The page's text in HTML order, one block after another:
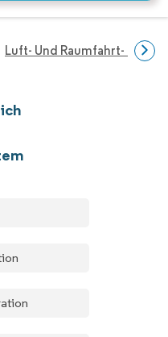
Luft- Und Raumfahrt- Und